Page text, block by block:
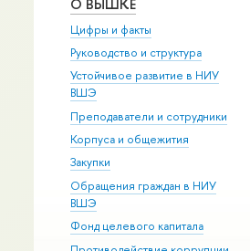
О ВЫШКЕ
Цифры и факты
Руководство и структура
Устойчивое развитие в НИУ
ВШЭ
Преподаватели и сотрудники
Корпуса и общежития
Закупки
Обращения граждан в НИУ
ВШЭ
Фонд целевого капитала